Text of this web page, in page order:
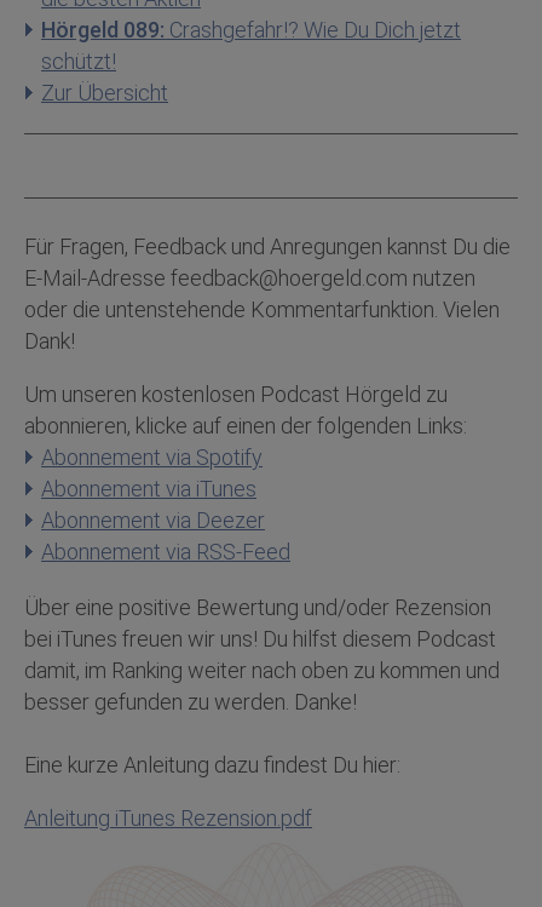
Hörgeld 089: Crashgefahr!? Wie Du Dich jetzt
schützt!
Zur Übersicht
Für Fragen, Feedback und Anregungen kannst Du die
E-Mail-Adresse feedback@hoergeld.com nutzen
oder die untenstehende Kommentarfunktion. Vielen
Dank!
Um unseren kostenlosen Podcast Hörgeld zu
abonnieren, klicke auf einen der folgenden Links:
Abonnement via Spotify
Abonnement via iTunes
Abonnement via Deezer
Abonnement via RSS-Feed
Über eine positive Bewertung und/oder Rezension
bei iTunes freuen wir uns! Du hilfst diesem Podcast
damit, im Ranking weiter nach oben zu kommen und
besser gefunden zu werden. Danke!
Eine kurze Anleitung dazu findest Du hier:
Anleitung iTunes Rezension.pdf